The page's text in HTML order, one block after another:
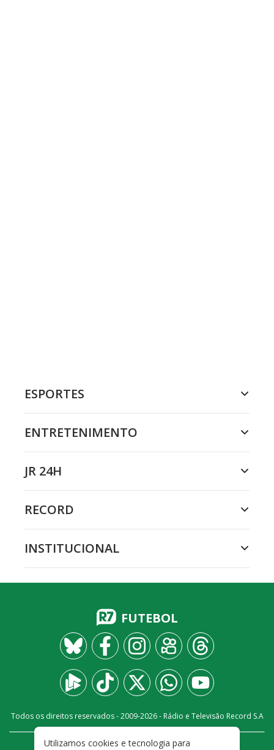
ESPORTES
ENTRETENIMENTO
JR 24H
RECORD
INSTITUCIONAL
FUTEBOL
Todos os direitos reservados - 2009-2026- Rádio e Televisão Record S.A
Utilizamos cookies e tecnologia para